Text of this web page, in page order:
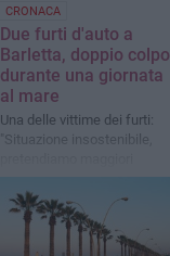
CRONACA
Due furti d'auto a
Barletta, doppio colpo
durante una giornata
al mare
Una delle vittime dei furti:
"Situazione insostenibile,